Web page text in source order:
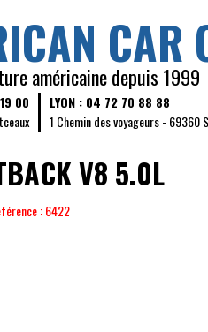
CAR
américaine depuis 1999
00
LYON : 04 72 70 88 88
1 Chemin des voyageurs - 69360
V8 5.0L
: 6422